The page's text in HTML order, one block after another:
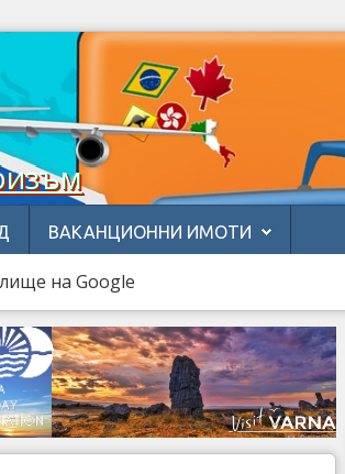
ВАКАНЦИОННИ ИМОТИ
на Google